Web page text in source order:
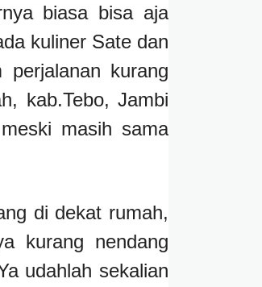
biasa bisa aja
kuliner Sate dan
kurang
kab.Tebo, Jambi
masih sama
di dekat rumah,
kurang nendang
udahlah sekalian